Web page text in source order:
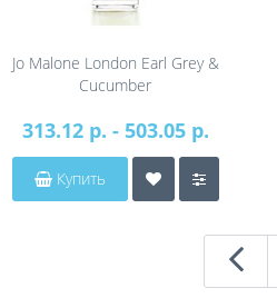
Jo Malone London Earl Grey &
Cucumber
313.12 р. - 503.05 р.
Купить